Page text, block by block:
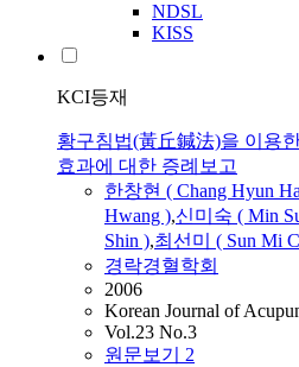
NDSL
KISS
KCI등재
황구침법(黃丘鍼法)을 이용
효과에 대한 증례보고
한창현 ( Chang Hyun
Hwang ),신미숙 ( Min
Shin ),최선미 ( Sun Mi
경락경혈학회
2006
Korean Journal of
Vol.23 No.3
원문보기 2